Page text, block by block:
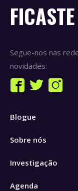
FICASTE
Segue-nos nas
novidades:
Find us on:
Facebook
opens
new
Twitter
new
Blogue
Sobre nós
Investigação
Agenda